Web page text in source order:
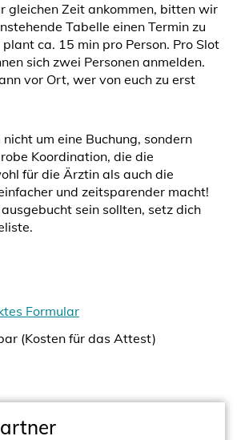
gleichen Zeit ankommen, bitten wir
Tabelle einen Termin zu
ca. 15 min pro Person. Pro Slot
sich zwei Personen anmelden.
vor Ort, wer von euch zu erst
um eine Buchung, sondern
Koordination, die die
für die Ärztin als auch die
und zeitsparender macht!
sein sollten, setz dich
Formular
(Kosten für das Attest)